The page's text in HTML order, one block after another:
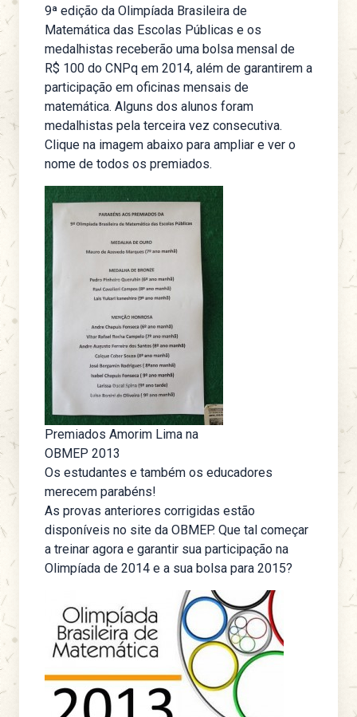
9ª edição da Olimpíada Brasileira de
Matemática das Escolas Públicas e os
medalhistas receberão uma bolsa mensal de
R$ 100 do CNPq em 2014, além de garantirem a
participação em oficinas mensais de
matemática. Alguns dos alunos foram
medalhistas pela terceira vez consecutiva.
Clique na imagem abaixo para ampliar e ver o
nome de todos os premiados.
Premiados Amorim Lima na
OBMEP 2013
Os estudantes e também os educadores
merecem parabéns!
As provas anteriores corrigidas estão
disponíveis no site da OBMEP. Que tal começar
a treinar agora e garantir sua participação na
Olimpíada de 2014 e a sua bolsa para 2015?